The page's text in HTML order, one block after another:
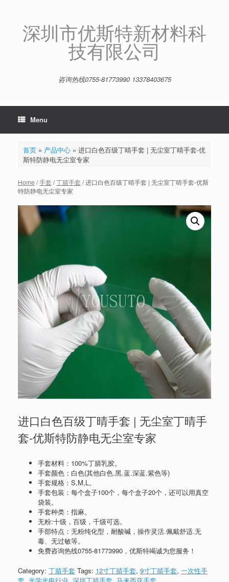
深圳市优斯特新材料科
技有限公司
咨询热线0755-81773990 13378403675
Menu
首页» 产品中心» 进口白色百级丁晴手套 | 无尘室丁晴手套-优
斯特防静电无尘室专家
Home /手套 /丁腈手套 / 进口白色百级丁晴手套 | 无尘室丁晴手套-优斯
特防静电无尘室专家
进口白色百级丁晴手套 | 无尘室丁晴手
套-优斯特防静电无尘室专家
手套材料：100%丁腈乳胶。
手套颜色：白色(其他白色.黑.蓝.深蓝.紫色等)
手套规格：S,M,L。
手套包装：每个盒子100个，每个盒子20个，还可以用真空
袋装。
手套种类：指麻。
无粉:十级，百级，千级可选。
手部特点：无粉纯化型，耐酸碱，操作灵活.佩戴舒适.无
毒、无过敏等。
免费咨询热线0755-81773990 ，优斯特竭诚为您服务！
Category: 丁腈手套 Tags: 12寸丁腈手套, 9寸丁腈手套, 一次性手